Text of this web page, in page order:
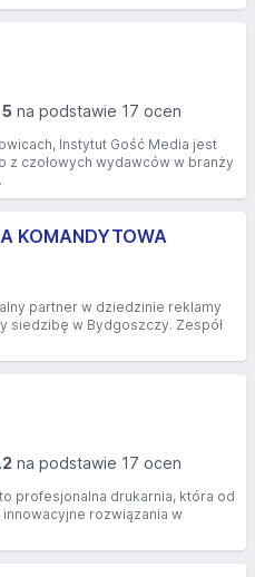
5 na podstawie 17 ocen
Instytut Gość Media jest
z czołowych wydawców w branży
KOMANDYTOWA
partner w dziedzinie reklamy
siedzibę w Bydgoszczy. Zespół
na podstawie 17 ocen
profesjonalna drukarnia, która od
rozwiązania w